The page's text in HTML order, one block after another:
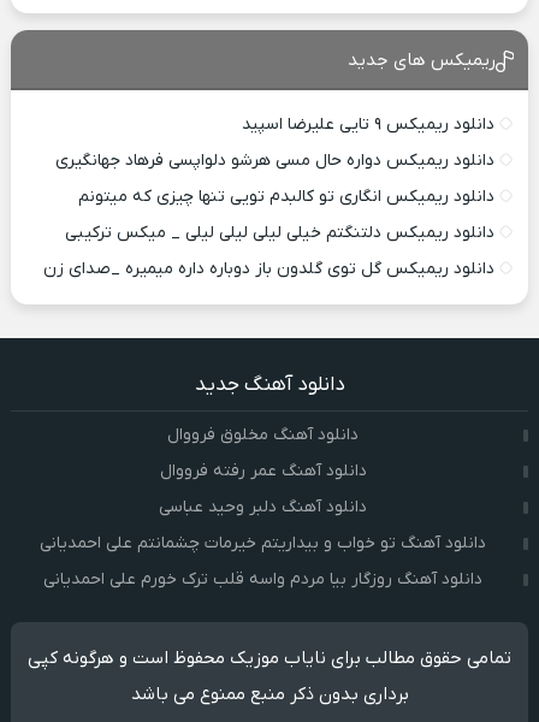
ریمیکس های جدید
دانلود ریمیکس ۹ تایی علیرضا اسپید
دانلود ریمیکس دواره حال مسی هرشو دلواپسی فرهاد جهانگیری
دانلود ریمیکس انگاری تو کالبدم تویی تنها چیزی که میتونم
دانلود ریمیکس دلتنگتم خیلی لیلی لیلی لیلی _ میکس ترکیبی
دانلود ریمیکس گل توی گلدون باز دوباره داره میمیره _صدای زن
دانلود آهنگ جدید
دانلود آهنگ مخلوق فرووال
دانلود آهنگ عمر رفته فرووال
دانلود آهنگ دلبر وحید عباسی
دانلود آهنگ تو خواب و بیداریتم خیرمات چشمانتم علی احمدیانی
دانلود آهنگ روزگار بیا مردم واسه قلب ترک خورم علی احمدیانی
تمامی حقوق مطالب برای نایاب موزیک محفوظ است و هرگونه کپی
برداری بدون ذکر منبع ممنوع می باشد